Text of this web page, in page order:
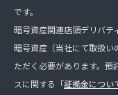
です。
暗号資産関連店頭デリバテ
暗号資産（当社にて取扱い
ただく必要があります。預
スに関する「証拠金につい